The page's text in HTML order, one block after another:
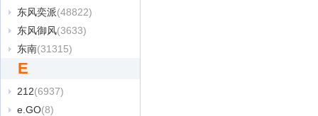
东风奕派(48822)
东风御风(3633)
东南(31315)
E
212(6937)
e.GO(8)